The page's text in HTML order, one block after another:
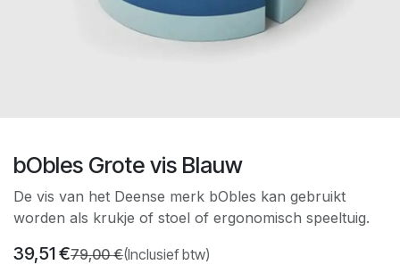
bObles Grote vis Blauw
De vis van het Deense merk bObles kan gebruikt
worden als krukje of stoel of ergonomisch speeltuig.
39,51€79,00€(Inclusief btw)